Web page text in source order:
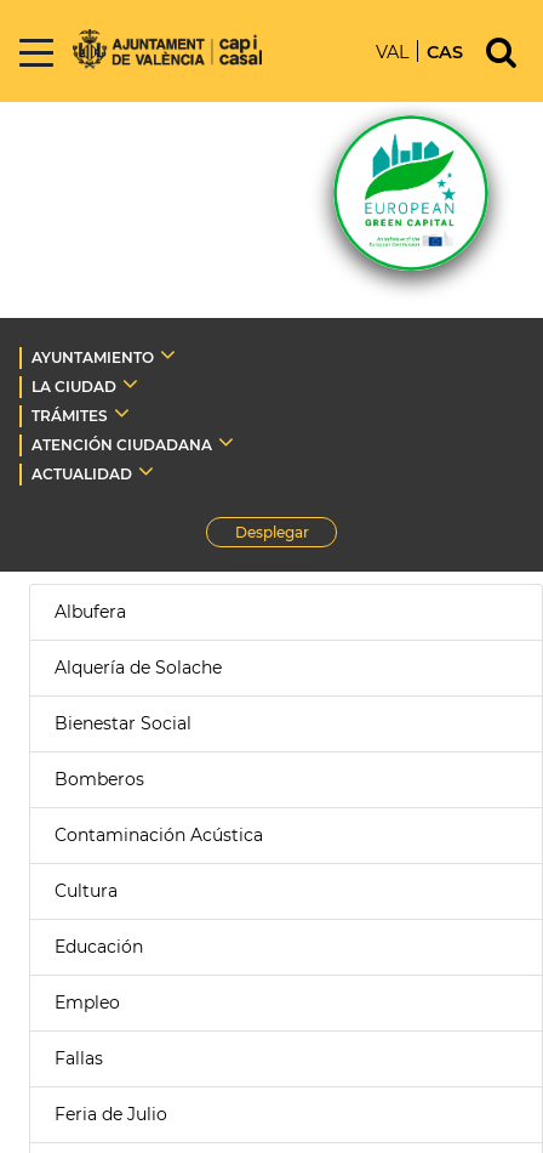
VAL CAS
AYUNTAMIENTO
LA CIUDAD
TRÁMITES
ATENCIÓN CIUDADANA
ACTUALIDAD
Desplegar
Albufera
Alquería de Solache
Bienestar Social
Bomberos
Contaminación Acústica
Cultura
Educación
Empleo
Fallas
Feria de Julio